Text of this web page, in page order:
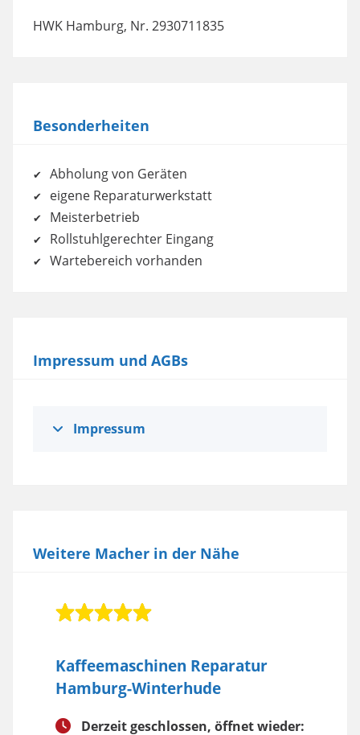
HWK Hamburg, Nr. 2930711835
Besonderheiten
Abholung von Geräten
eigene Reparaturwerkstatt
Meisterbetrieb
Rollstuhlgerechter Eingang
Wartebereich vorhanden
Impressum und AGBs
Impressum
Weitere Macher in der Nähe
Kaffeemaschinen Reparatur
Hamburg-Winterhude
Derzeit geschlossen, öffnet wieder: